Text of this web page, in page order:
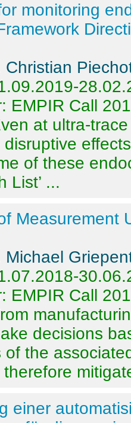
monitoring
Christian
EMPIR Call
at ultra-
disruptive
of these
List’ ...
Measurement
Michael
EMPIR Call
decisions
of the
einer